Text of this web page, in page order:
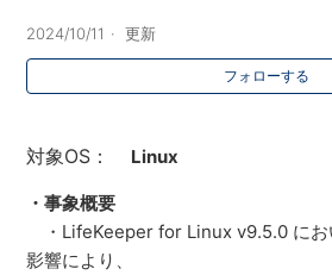
2024/10/11 更新
フォローする
対象OS： Linux
・事象概要
・LifeKeeper for Linux v9.5.0 にお
影響により、